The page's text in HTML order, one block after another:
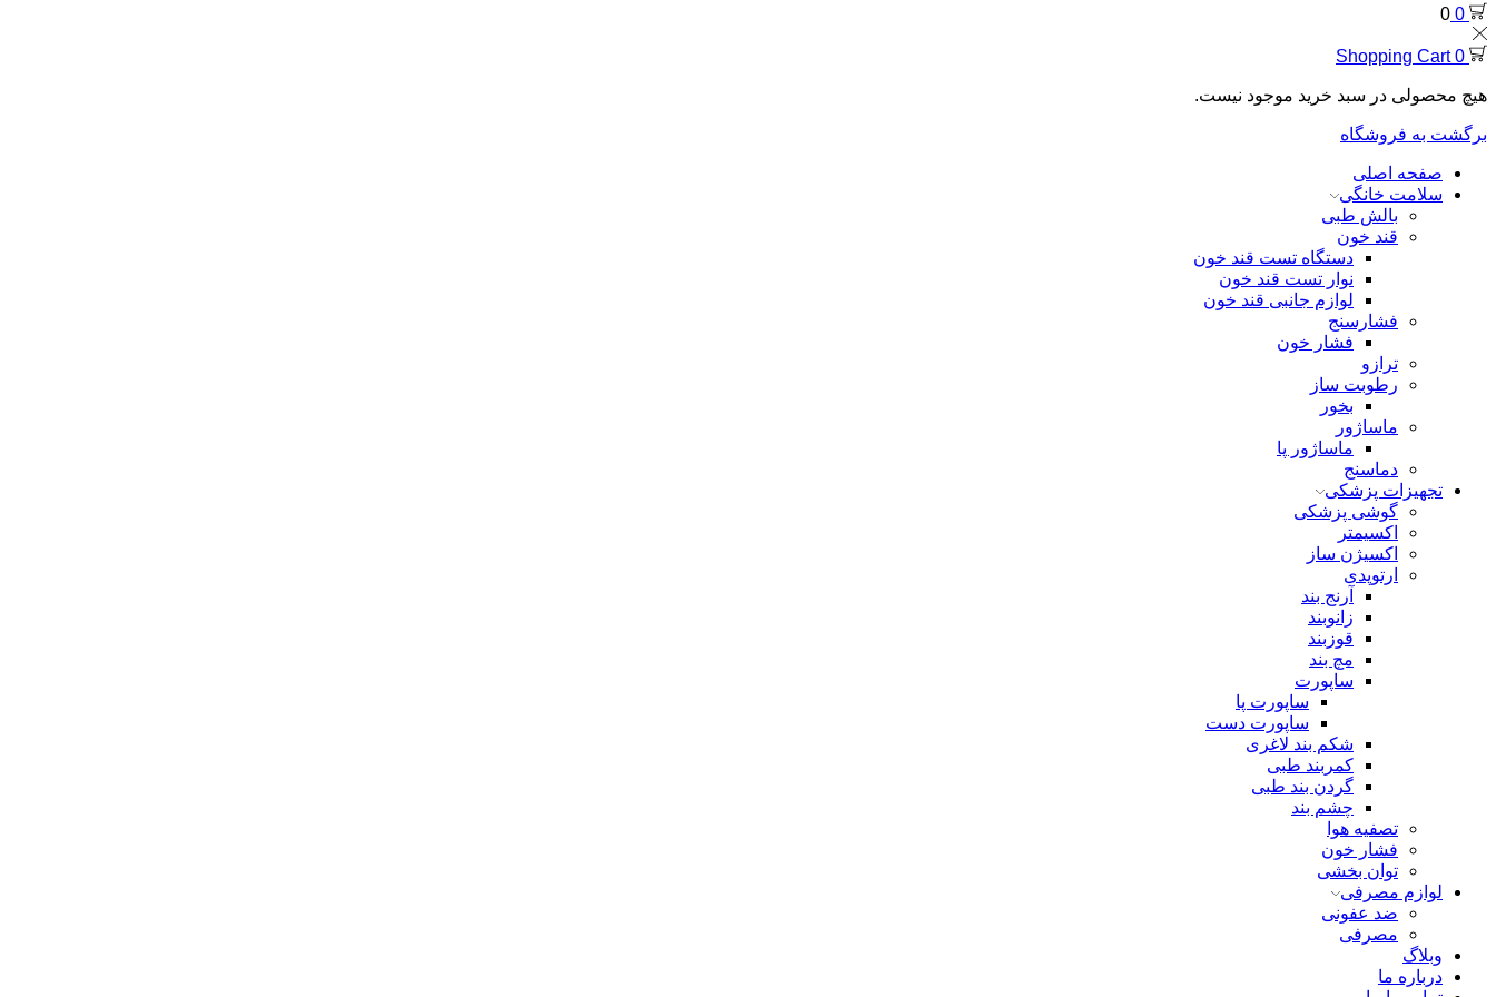
0
0
0
Shopping Cart
هیچ محصولی در سبد خرید موجود نیست.
برگشت به فروشگاه
صفحه اصلی
سلامت خانگی
بالش طبی
قند خون
دستگاه تست قند خون
نوار تست قند خون
لوازم جانبی قند خون
فشارسنج
فشار خون
ترازو
رطوبت ساز
بخور
ماساژور
ماساژور پا
دماسنج
تجهیزات پزشکی
گوشی پزشکی
اکسیمتر
اکسیژن ساز
ارتوپدی
آرنج بند
زانوبند
قوزبند
مچ بند
ساپورت
ساپورت پا
ساپورت دست
شکم بند لاغری
کمربند طبی
گردن بند طبی
چشم بند
تصفیه هوا
فشار خون
توان بخشی
لوازم مصرفی
ضد عفونی
مصرفی
وبلاگ
درباره ما